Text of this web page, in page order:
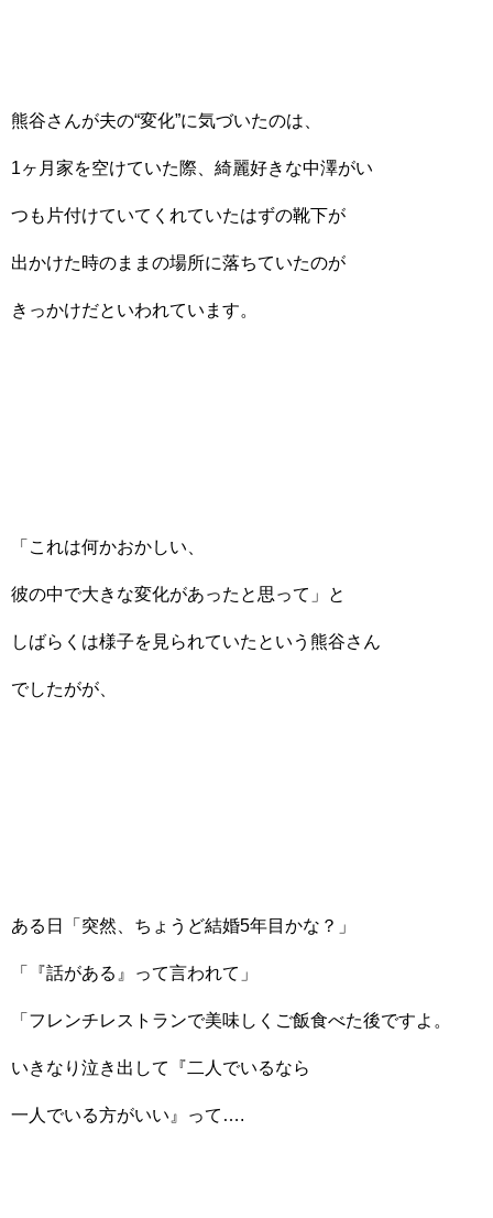
熊谷さんが夫の“変化”に気づいたのは、
1ヶ月家を空けていた際、綺麗好きな中澤がい
つも片付けていてくれていたはずの靴下が
出かけた時のままの場所に落ちていたのが
きっかけだといわれています。
「これは何かおかしい、
彼の中で大きな変化があったと思って」と
しばらくは様子を見られていたという熊谷さん
でしたがが、
ある日「突然、ちょうど結婚5年目かな？」
「『話がある』って言われて」
「フレンチレストランで美味しくご飯食べた後ですよ。
いきなり泣き出して『二人でいるなら
一人でいる方がいい』って….